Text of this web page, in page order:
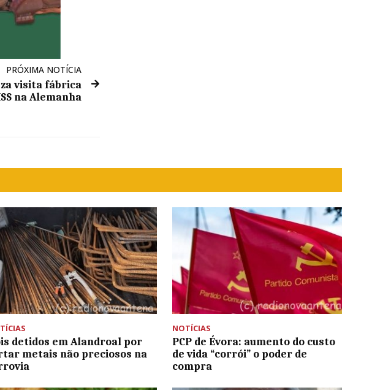
PRÓXIMA NOTÍCIA
visita fábrica
na Alemanha
detidos em Alandroal por
metais não preciosos na
NOTÍCIAS
PCP de Évora: aumento do custo
de vida “corrói” o poder de
compra